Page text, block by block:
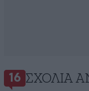
16 ΣΧΌΛΙΑ